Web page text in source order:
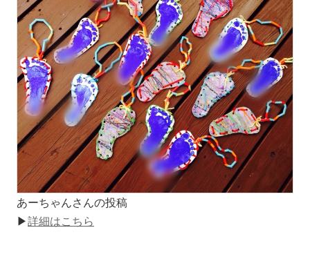
あーちゃんさんの投稿
▶詳細はこちら